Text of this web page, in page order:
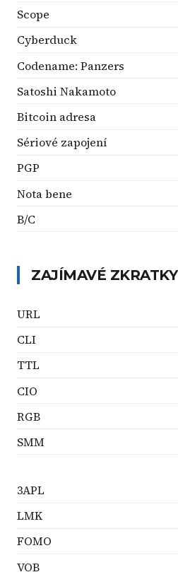
Scope
Cyberduck
Codename: Panzers
Satoshi Nakamoto
Bitcoin adresa
Sériové zapojení
PGP
Nota bene
B/C
ZAJÍMAVÉ ZKRATKY
URL
CLI
TTL
CIO
RGB
SMM
3APL
LMK
FOMO
VOB